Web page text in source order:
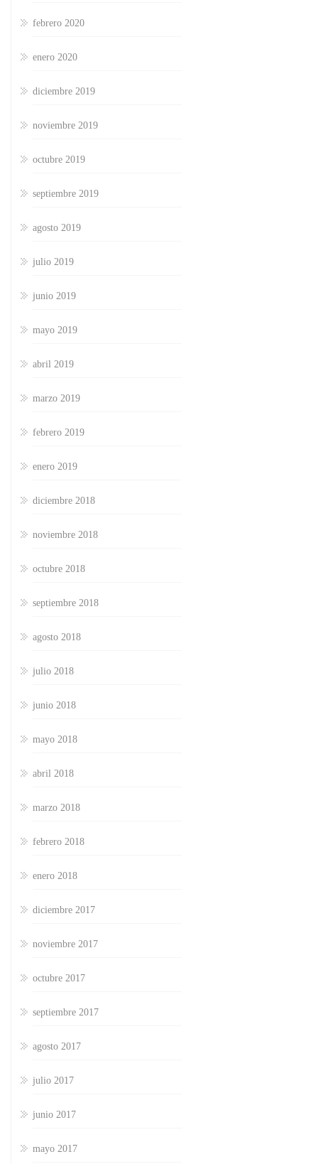
febrero 2020
enero 2020
diciembre 2019
noviembre 2019
octubre 2019
septiembre 2019
agosto 2019
julio 2019
junio 2019
mayo 2019
abril 2019
marzo 2019
febrero 2019
enero 2019
diciembre 2018
noviembre 2018
octubre 2018
septiembre 2018
agosto 2018
julio 2018
junio 2018
mayo 2018
abril 2018
marzo 2018
febrero 2018
enero 2018
diciembre 2017
noviembre 2017
octubre 2017
septiembre 2017
agosto 2017
julio 2017
junio 2017
mayo 2017